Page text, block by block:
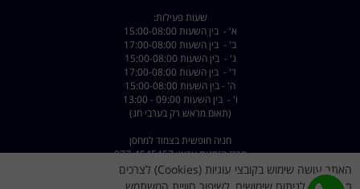
שעות פעילות:
א' - בין השעות 15:00-08:00
ב' - בין השעות 17:00-08:00
ג' - בין השעות 15:00-08:00
ד' - בין השעות 17:00-08:00
ה' - בין השעות 15:00-08:00
ו' - בין השעות 09:00 - 13:00
(תאום מראש רק בערבי חג)
חניה חופשית בצמוד למחסן
מרכז הזמנות ארצי: 077-4545457
שירות לקוחות: 072-2222375
יעוץ אישי עד 23:00: 050-9911155
האתר עושה שימוש בקובצי עוגיות (Cookies) לצרכים